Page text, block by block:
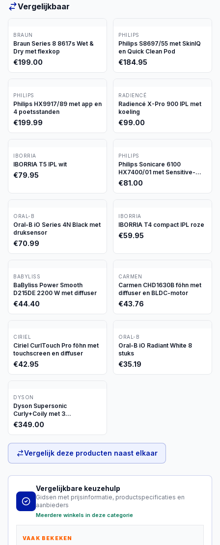
Vergelijkbaar
BRAUN
Braun Series 8 8617s Wet &
Dry met flexkop
€199.00
PHILIPS
Philips S8697/55 met SkinIQ
en Quick Clean Pod
€184.95
PHILIPS
Philips HX9917/89 met app en
4 poetsstanden
€199.99
RADIENCÉ
Radiencé X-Pro 900 IPL met
koeling
€99.00
IBORRIA
IBORRIA T5 IPL wit
€79.95
PHILIPS
Philips Sonicare 6100
HX7400/01 met Sensitive-
stand
€81.00
ORAL-B
Oral-B iO Series 4N Black met
druksensor
€70.99
IBORRIA
IBORRIA T4 compact IPL roze
€59.95
BABYLISS
BaByliss Power Smooth
D215DE 2200 W met diffuser
€44.40
CARMEN
Carmen CHD1630B föhn met
diffuser en BLDC-motor
€43.76
CIRIEL
Ciriel CurlTouch Pro föhn met
touchscreen en diffuser
€42.95
ORAL-B
Oral-B iO Radiant White 8
stuks
€35.19
DYSON
Dyson Supersonic
Curly+Coily met 3
opzetstukken
€349.00
Vergelijk deze producten naast elkaar
Vergelijkbare keuzehulp
Gidsen met prijsinformatie, productspecificaties en
aanbieders
Meerdere winkels in deze categorie
VAAK BEKEKEN